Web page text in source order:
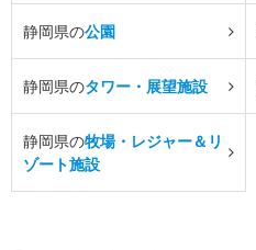
静岡県の公園
静岡県のタワー・展望施設
静岡県の牧場・レジャー＆リ
ゾート施設